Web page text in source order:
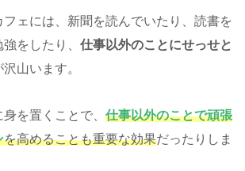
ェには、新聞を読んでいたり、読書を
をしたり、 仕事以外のことにせっせと
沢山います。
を置くことで、 仕事以外のことで頑張
を高めることも重要な効果だったりしま